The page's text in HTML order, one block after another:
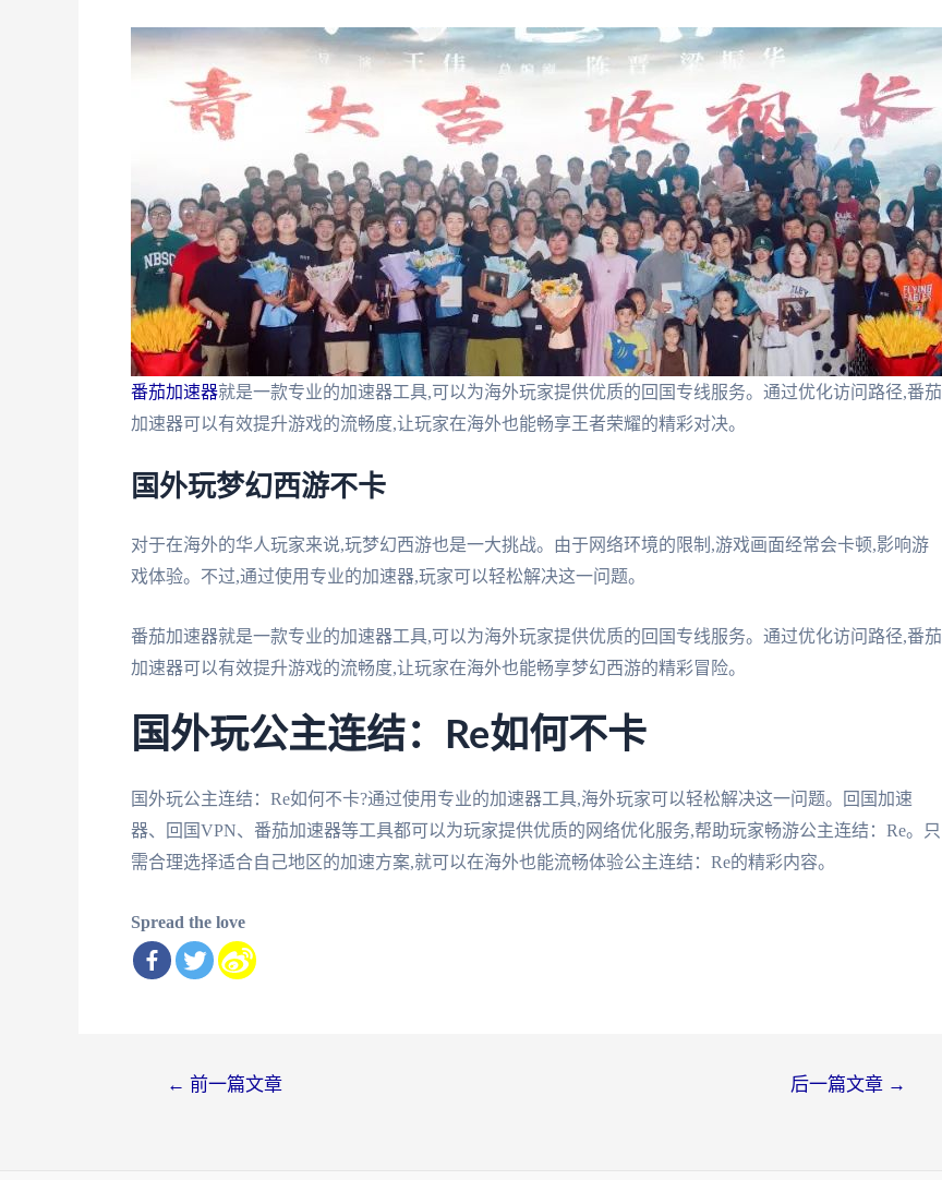
番茄加速器就是一款专业的加速器工具,可以为海外玩家提供优质的回国专线服务。通过优化访问路径,番茄
加速器可以有效提升游戏的流畅度,让玩家在海外也能畅享王者荣耀的精彩对决。
国外玩梦幻西游不卡
对于在海外的华人玩家来说,玩梦幻西游也是一大挑战。由于网络环境的限制,游戏画面经常会卡顿,影响游
戏体验。不过,通过使用专业的加速器,玩家可以轻松解决这一问题。
番茄加速器就是一款专业的加速器工具,可以为海外玩家提供优质的回国专线服务。通过优化访问路径,番茄
加速器可以有效提升游戏的流畅度,让玩家在海外也能畅享梦幻西游的精彩冒险。
国外玩公主连结：Re如何不卡
国外玩公主连结：Re如何不卡?通过使用专业的加速器工具,海外玩家可以轻松解决这一问题。回国加速
器、回国VPN、番茄加速器等工具都可以为玩家提供优质的网络优化服务,帮助玩家畅游公主连结：Re。只
需合理选择适合自己地区的加速方案,就可以在海外也能流畅体验公主连结：Re的精彩内容。
Spread the love
← 前一篇文章 后一篇文章 →